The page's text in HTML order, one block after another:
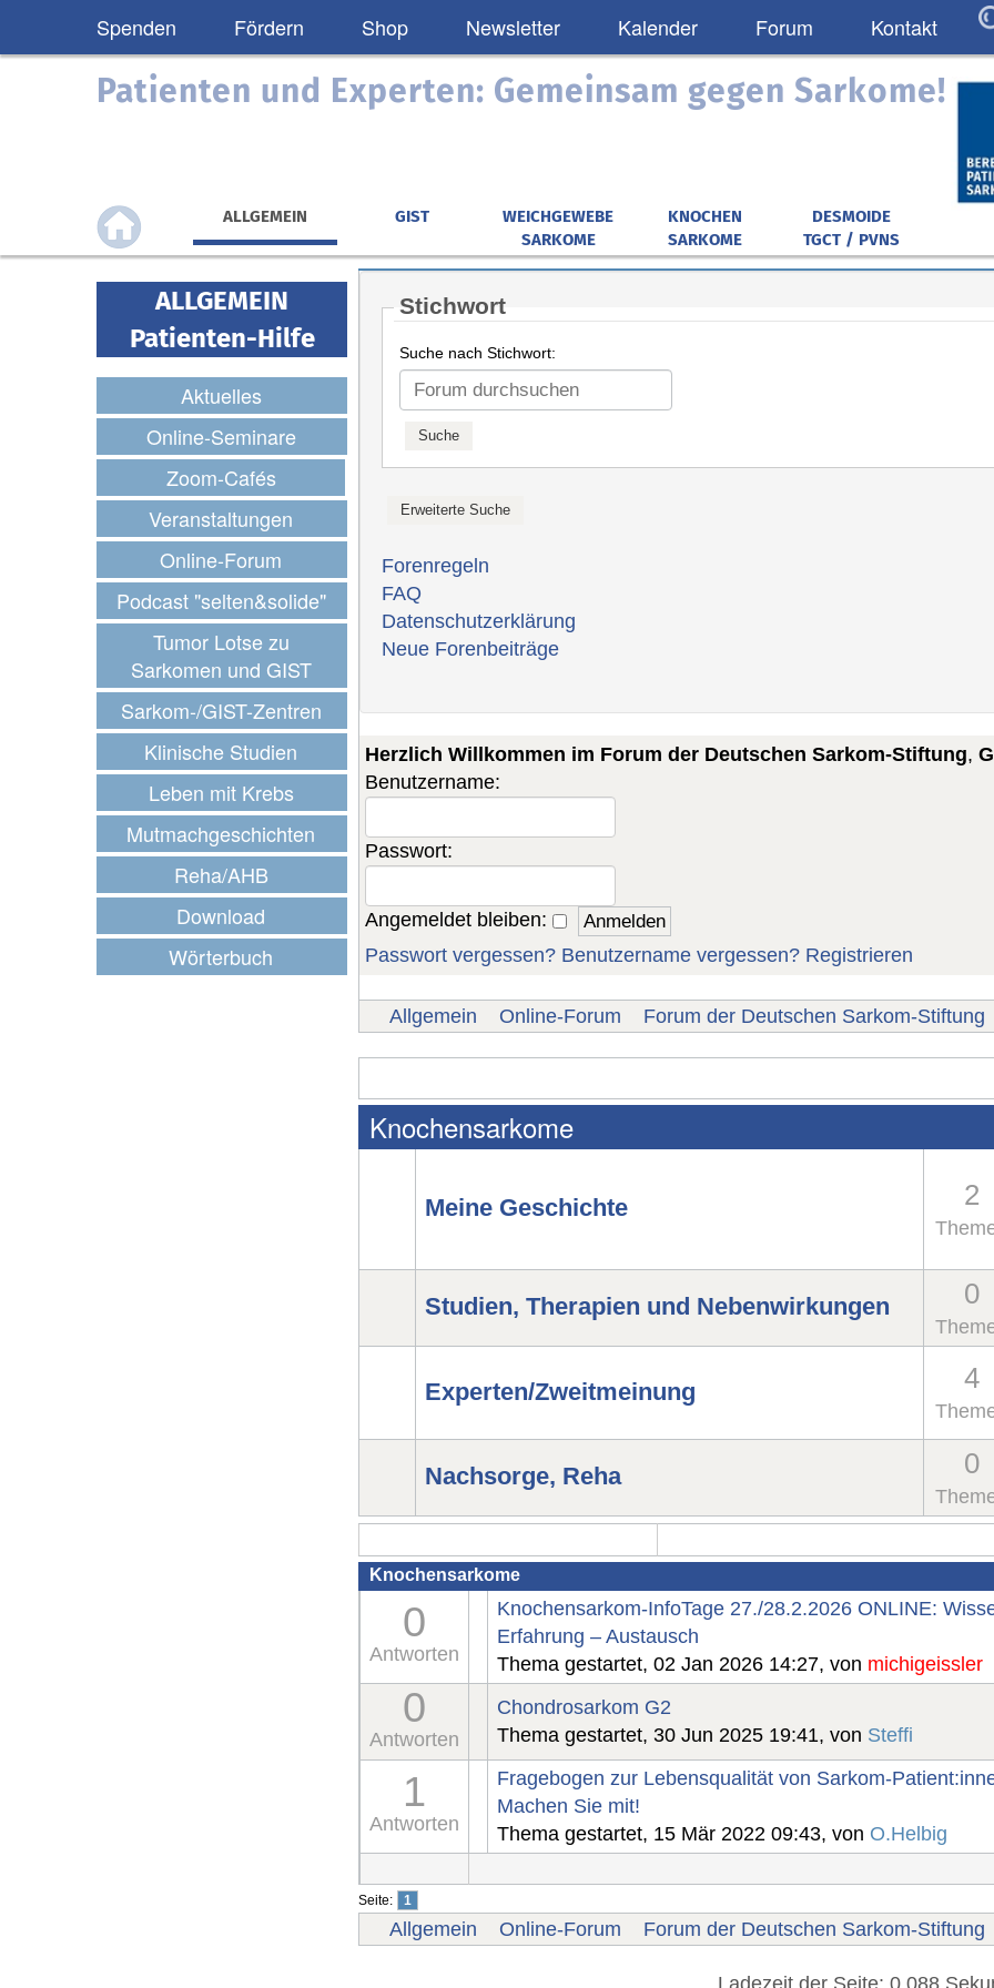
Spenden Fördern Shop Newsletter Kalender Forum Kontakt
Patienten und Experten: Gemeinsam gegen Sarkome!
ALLGEMEIN GIST
WEICHGEWEBE
SARKOME
KNOCHEN
SARKOME
DESMOIDE
TGCT / PVNS
ALLGEMEIN
Patienten-Hilfe
Aktuelles
Online-Seminare
Zoom-Cafés
Veranstaltungen
Online-Forum
Podcast "selten&solide"
Tumor Lotse zu
Sarkomen und GIST
Sarkom-/GIST-Zentren
Klinische Studien
Leben mit Krebs
Mutmachgeschichten
Reha/AHB
Download
Wörterbuch
Stichwort
Suche nach Stichwort:
Forenregeln
FAQ
Datenschutzerklärung
Neue Forenbeiträge
Herzlich Willkommen im Forum der Deutschen Sarkom-Stiftung,
Benutzername:
Passwort:
Angemeldet bleiben:
Passwort vergessen? Benutzername vergessen? Registrieren
Allgemein Online-Forum Forum der Deutschen Sarkom-Stiftung
Knochensarkome
Meine Geschichte 2
Studien, Therapien und Nebenwirkungen 0
Experten/Zweitmeinung 4
Nachsorge, Reha 0
Knochensarkome
0
Antworten
Knochensarkom-InfoTage 27./28.2.2026 ONLINE:
Erfahrung – Austausch
Thema gestartet, 02 Jan 2026 14:27, von michigeissler
0
Antworten
Chondrosarkom G2
Thema gestartet, 30 Jun 2025 19:41, von Steffi
1
Antworten
Fragebogen zur Lebensqualität von Sarkom-
Machen Sie mit!
Thema gestartet, 15 Mär 2022 09:43, von O.Helbig
Seite: 1
Allgemein Online-Forum Forum der Deutschen Sarkom-Stiftung
Ladezeit der Seite: 0.088